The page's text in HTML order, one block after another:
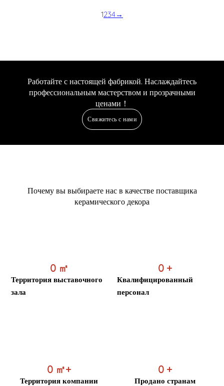
1234 →
Работайте с настоящей фабрикой. Наслаждайтесь
профессиональным мастерством и прозрачными
ценами！
Свяжитесь с нами
Почему вы выбираете нас в качестве поставщика
керамического декора
0㎡
Территория выставочного
зала
0+
Квалифицированный
персонал
0 ㎡+
Территория компании
0+
Продано странам